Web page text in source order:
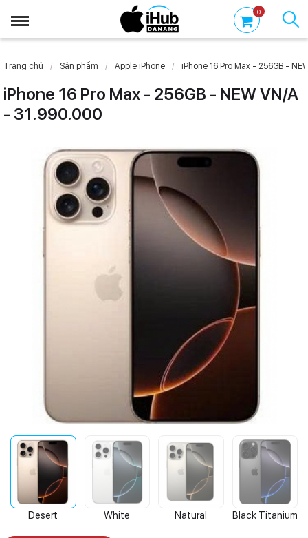
0
Trang chủ Sản phẩm Apple iPhone iPhone 16 Pro Max - 256GB -
iPhone 16 Pro Max - 256GB - NEW VN/A
- 31.990.000
Desert
White
Natural
Black Titanium